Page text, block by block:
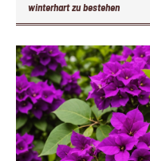
winterhart zu bestehen